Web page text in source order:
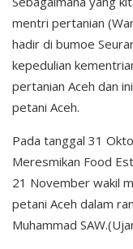
mentri pertanian
hadir di bumoe
kepedulian
pertanian Aceh dan
petani Aceh.
Pada tanggal 31
Meresmikan Food
21 November wakil
petani Aceh dalam
Muhammad